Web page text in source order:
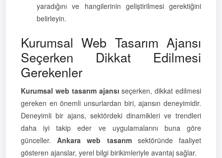
yaradığını ve hangilerinin geliştirilmesi gerektiğini
belirleyin.
Kurumsal Web Tasarım Ajansı
Seçerken Dikkat Edilmesi
Gerekenler
Kurumsal web tasarım ajansı seçerken, dikkat edilmesi
gereken en önemli unsurlardan biri, ajansın deneyimidir.
Deneyimli bir ajans, sektördeki dinamikleri ve trendleri
daha iyi takip eder ve uygulamalarını buna göre
günceller.Ankara web tasarımsektöründe faaliyet
gösteren ajanslar, yerel bilgi birikimleriyle avantaj sağlar.